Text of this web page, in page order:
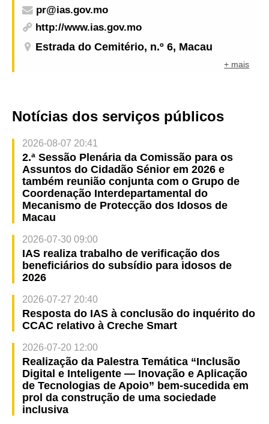
pr@ias.gov.mo
http://www.ias.gov.mo
Estrada do Cemitério, n.º 6, Macau
+ mais
Notícias dos serviços públicos
2026-08-07 20:41
2.ª Sessão Plenária da Comissão para os
Assuntos do Cidadão Sénior em 2026 e
também reunião conjunta com o Grupo de
Coordenação Interdepartamental do
Mecanismo de Protecção dos Idosos de
Macau
2026-07-30 09:00
IAS realiza trabalho de verificação dos
beneficiários do subsídio para idosos de
2026
2026-07-27 20:40
Resposta do IAS à conclusão do inquérito do
CCAC relativo à Creche Smart
2026-07-20 12:00
Realização da Palestra Temática “Inclusão
Digital e Inteligente — Inovação e Aplicação
de Tecnologias de Apoio” bem-sucedida em
prol da construção de uma sociedade
inclusiva